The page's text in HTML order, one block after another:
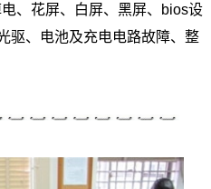
、花屏、白屏、黑屏、bios设
驱、电池及充电电路故障、整